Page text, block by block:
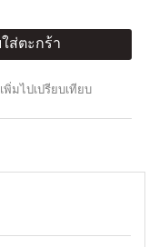
ส่ตะกร้า
เพิ่มไปเปรียบเทียบ